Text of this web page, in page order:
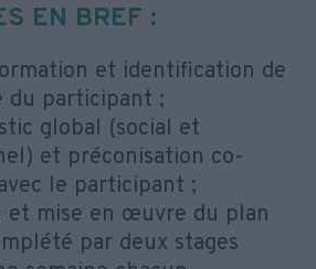
EN BREF :
et identification de
du participant ;
global (social et
et préconisation co-
le participant ;
et mise en œuvre du plan
par deux stages